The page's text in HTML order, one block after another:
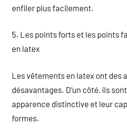
enfiler plus facilement.
5. Les points forts et les points
en latex
Les vêtements en latex ont des
désavantages. D’un côté, ils
apparence distinctive et leur
formes.